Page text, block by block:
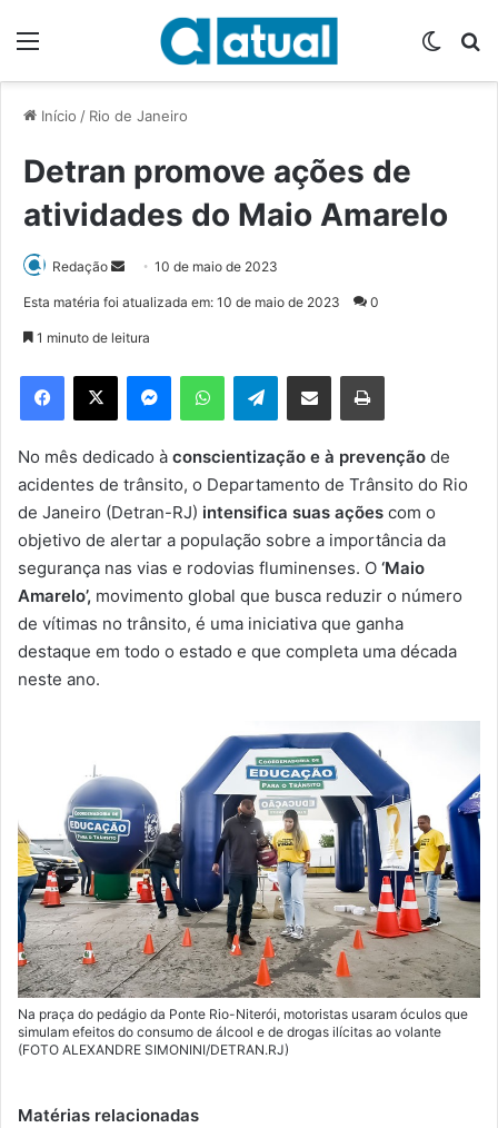
Início / Rio de Janeiro
Detran promove ações de
atividades do Maio Amarelo
Redação
d
e
m
e
-
m
a
10 de maio de 2023
Esta matéria foi atualizada em: 10 de maio de 2023 0
1 minuto de leitura
Telegram
No mês dedicado à conscientização e à prevenção de
acidentes de trânsito, o Departamento de Trânsito do Rio
de Janeiro (Detran-RJ) intensifica suas ações com o
objetivo de alertar a população sobre a importância da
segurança nas vias e rodovias fluminenses. O ‘Maio
Amarelo’, movimento global que busca reduzir o número
de vítimas no trânsito, é uma iniciativa que ganha
destaque em todo o estado e que completa uma década
neste ano.
Na praça do pedágio da Ponte Rio-Niterói, motoristas usaram óculos que
simulam efeitos do consumo de álcool e de drogas ilícitas ao volante
(FOTO ALEXANDRE SIMONINI/DETRAN.RJ)
Matérias relacionadas